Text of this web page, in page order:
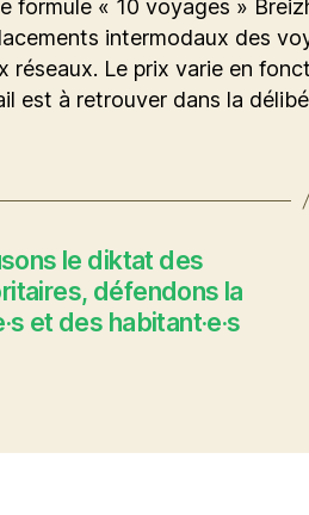
formule « 10 voyages »
intermodaux des
réseaux. Le prix varie en
est à retrouver dans la
le diktat des
défendons la
et des habitant·e·s